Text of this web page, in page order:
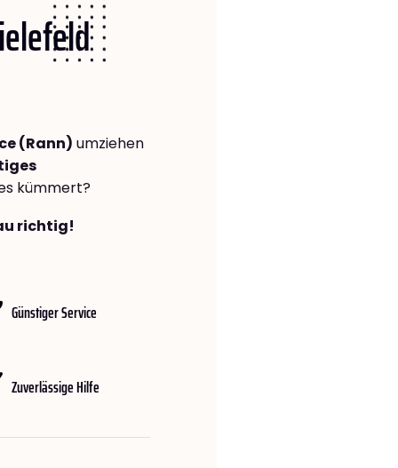
(Rann) umziehen
kümmert?
richtig!
Günstiger Service
Zuverlässige Hilfe